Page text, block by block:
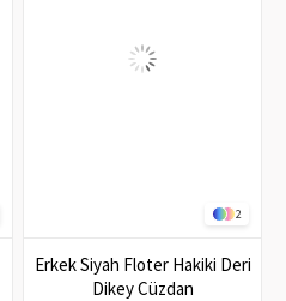
2
Erkek Siyah Floter Hakiki Deri
Dikey Cüzdan